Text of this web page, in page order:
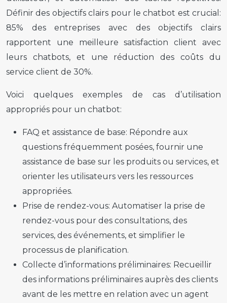
Définir des objectifs clairs pour le chatbot est crucial:
85% des entreprises avec des objectifs clairs
rapportent une meilleure satisfaction client avec
leurs chatbots, et une réduction des coûts du
service client de 30%.
Voici quelques exemples de cas d’utilisation
appropriés pour un chatbot:
FAQ et assistance de base: Répondre aux
questions fréquemment posées, fournir une
assistance de base sur les produits ou services, et
orienter les utilisateurs vers les ressources
appropriées.
Prise de rendez-vous: Automatiser la prise de
rendez-vous pour des consultations, des
services, des événements, et simplifier le
processus de planification.
Collecte d’informations préliminaires: Recueillir
des informations préliminaires auprès des clients
avant de les mettre en relation avec un agent